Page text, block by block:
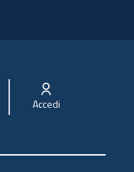
Accedi